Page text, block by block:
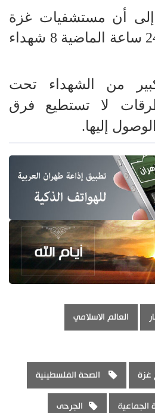
إلى أن مستشفيات غزة
استقبلت خلال الـ24 ساعة الماضية 8 شهداء
من الشهداء تحت
لا تستطيع فرق
إليها.
العالم الاسلامي
غزة الصحة الفلسطينية
الجماعية الجرحى